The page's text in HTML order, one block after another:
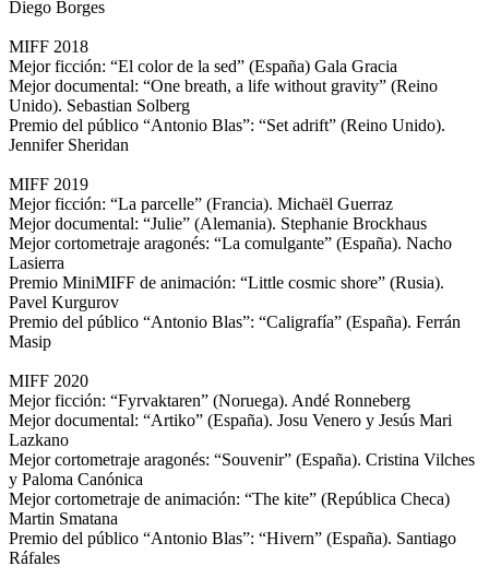
Diego Borges
MIFF 2018
Mejor ficción: “El color de la sed” (España) Gala Gracia
Mejor documental: “One breath, a life without gravity” (Reino
Unido). Sebastian Solberg
Premio del público “Antonio Blas”: “Set adrift” (Reino Unido).
Jennifer Sheridan
MIFF 2019
Mejor ficción: “La parcelle” (Francia). Michaël Guerraz
Mejor documental: “Julie” (Alemania). Stephanie Brockhaus
Mejor cortometraje aragonés: “La comulgante” (España). Nacho
Lasierra
Premio MiniMIFF de animación: “Little cosmic shore” (Rusia).
Pavel Kurgurov
Premio del público “Antonio Blas”: “Caligrafía” (España). Ferrán
Masip
MIFF 2020
Mejor ficción: “Fyrvaktaren” (Noruega). Andé Ronneberg
Mejor documental: “Artiko” (España). Josu Venero y Jesús Mari
Lazkano
Mejor cortometraje aragonés: “Souvenir” (España). Cristina Vilches
y Paloma Canónica
Mejor cortometraje de animación: “The kite” (República Checa)
Martin Smatana
Premio del público “Antonio Blas”: “Hivern” (España). Santiago
Ráfales